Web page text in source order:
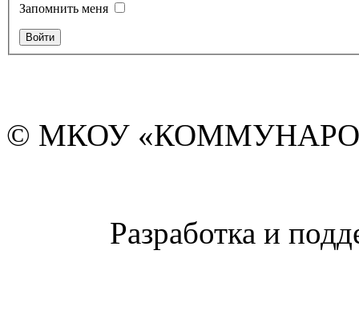
Запомнить меня
© МКОУ
Разработка и